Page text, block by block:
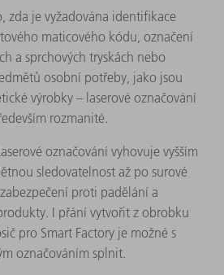
zda je vyžadována identifikace
maticového kódu, označení
a sprchových tryskách nebo
osobní potřeby, jako jsou
výrobky – laserové označování
rozmanité.
označování vyhovuje vyšším
sledovatelnost až po surové
proti padělání a
I přání vytvořit z obrobku
pro Smart Factory je možné s
označováním splnit.